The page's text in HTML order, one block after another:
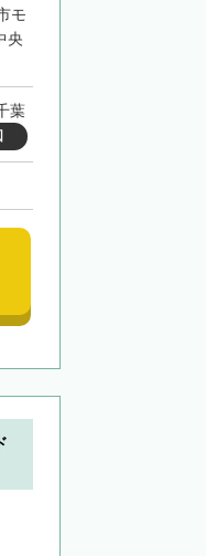
モ
央
葉